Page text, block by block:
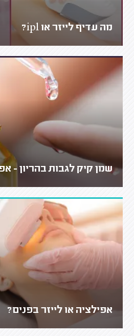
מה עדיף לייזר או ipl?
שמן קיק לגבות בהריון -
אפילציה או לייזר בפנים?